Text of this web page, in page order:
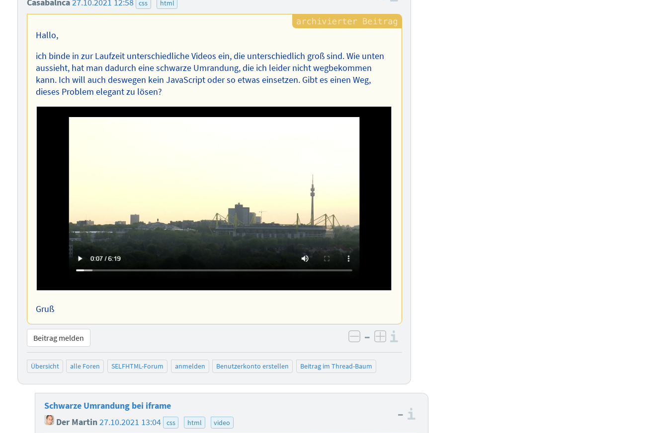
Casabalnca27.10.2021 12:58 css html
Hallo,
ich binde in zur Laufzeit unterschiedliche Videos ein, die unterschiedlich groß sind. Wie unten
aussieht, hat man dadurch eine schwarze Umrandung, die ich leider nicht wegbekommen
kann. Ich will auch deswegen kein JavaScript oder so etwas einsetzen. Gibt es einen Weg,
dieses Problem elegant zu lösen?
Gruß
Beitrag melden negativ bewerten
– positiv bewerten
Übersicht alle Foren SELFHTML-Forum anmelden Benutzerkonto erstellen Beitrag im Thread-Baum
Schwarze Umrandung bei iframe
Der Martin27.10.2021 13:04 css html video
–